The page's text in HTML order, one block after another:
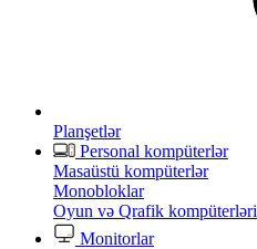
Planşetlər
Personal kompüterlər
Masaüstü kompüterlər
Monobloklar
Oyun və Qrafik kompüterləri
Monitorlar